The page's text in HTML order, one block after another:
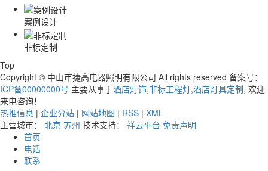
案例设计
非标定制
Top
Copyright © 中山市捷高电器照明有限公司 All rights reserved 备案号：
ICP备00000000号 主要从事于酒店灯饰,非标工程灯,酒店灯具定制, 欢迎
来电咨询！
热推信息 | 企业分站 | 网站地图 | RSS | XML
主营城市： 北京 苏州 技术支持： 祥云平台 免责声明
首页
电话
联系